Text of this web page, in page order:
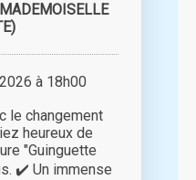
à 18h00
le changement
heureux de
"Guinguette
✔️ Un immense